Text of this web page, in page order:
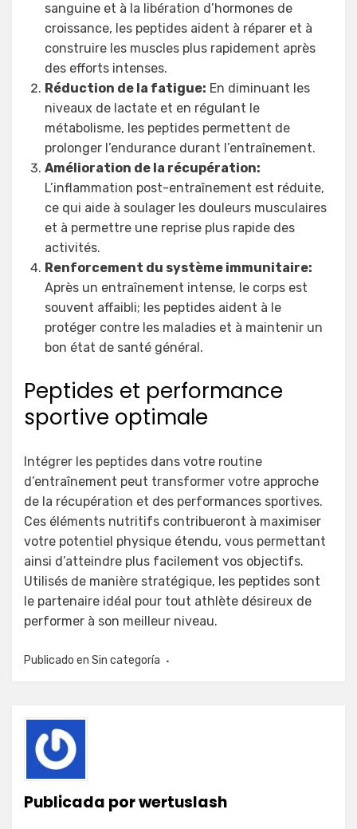
sanguine et à la libération d’hormones de
croissance, les peptides aident à réparer et à
construire les muscles plus rapidement après
des efforts intenses.
Réduction de la fatigue: En diminuant les
niveaux de lactate et en régulant le
métabolisme, les peptides permettent de
prolonger l’endurance durant l’entraînement.
Amélioration de la récupération:
L’inflammation post-entraînement est réduite,
ce qui aide à soulager les douleurs musculaires
et à permettre une reprise plus rapide des
activités.
Renforcement du système immunitaire:
Après un entraînement intense, le corps est
souvent affaibli; les peptides aident à le
protéger contre les maladies et à maintenir un
bon état de santé général.
Peptides et performance
sportive optimale
Intégrer les peptides dans votre routine
d’entraînement peut transformer votre approche
de la récupération et des performances sportives.
Ces éléments nutritifs contribueront à maximiser
votre potentiel physique étendu, vous permettant
ainsi d’atteindre plus facilement vos objectifs.
Utilisés de manière stratégique, les peptides sont
le partenaire idéal pour tout athlète désireux de
performer à son meilleur niveau.
Publicado en Sin categoría
Publicada porwertuslash